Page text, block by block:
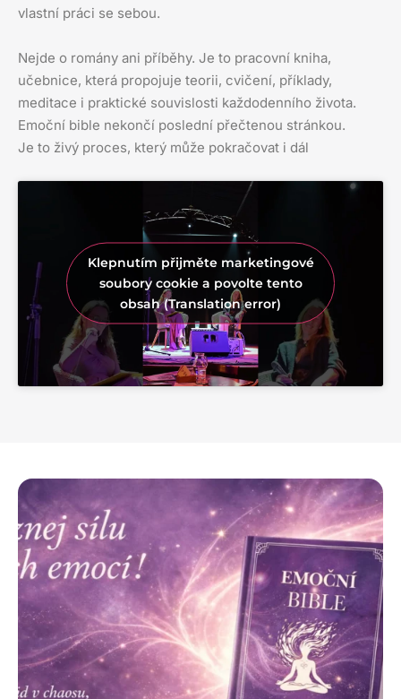
vlastní práci se sebou.
Nejde o romány ani příběhy. Je to pracovní kniha,
učebnice, která propojuje teorii, cvičení, příklady,
meditace i praktické souvislosti každodenního života.
Emoční bible nekončí poslední přečtenou stránkou.
Je to živý proces, který může pokračovat i dál
Klepnutím přijměte marketingové
soubory cookie a povolte tento
obsah (Translation error)